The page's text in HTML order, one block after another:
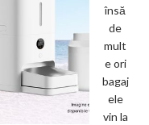
însă
de
mult
e ori
bagaj
ele
vin la